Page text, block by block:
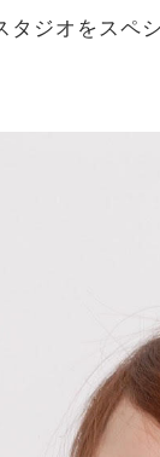
タジオをスペ